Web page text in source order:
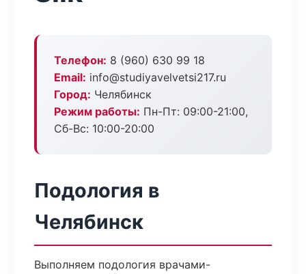
Телефон: 8 (960) 630 99 18
Email: info@studiyavelvetsi217.ru
Город: Челябинск
Режим работы: Пн-Пт: 09:00-21:00,
Сб-Вс: 10:00-20:00
Подология в
Челябинск
Выполняем подология врачами-